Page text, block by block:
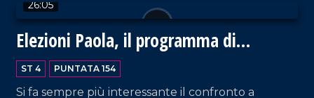
concretezza.
26:05
Elezioni Paola, il programma di
Signorelli
ST 4 PUNTATA 154
Si fa sempre più interessante il confronto a
VAI AL TITOLO